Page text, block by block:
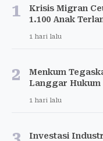
1
Krisis Migran
1.100 Anak
1 hari lalu
2
Menkum
Langgar Hukum
1 hari lalu
Investasi